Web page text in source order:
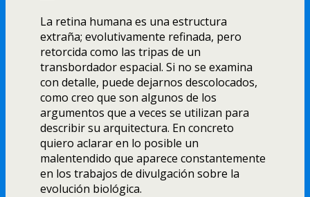
La retina humana es una estructura
extraña; evolutivamente refinada, pero
retorcida como las tripas de un
transbordador espacial. Si no se examina
con detalle, puede dejarnos descolocados,
como creo que son algunos de los
argumentos que a veces se utilizan para
describir su arquitectura. En concreto
quiero aclarar en lo posible un
malentendido que aparece constantemente
en los trabajos de divulgación sobre la
evolución biológica.